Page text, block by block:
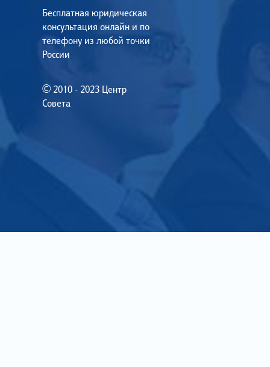
Бесплатная юридическая
консультация онлайн и по
телефону из любой точки
России
© 2010 - 2023 Центр
Совета